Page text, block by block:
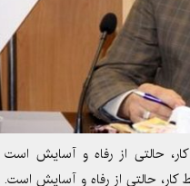
حالتی از رفاه و آسایش است
حالتی از رفاه و آسایش است.